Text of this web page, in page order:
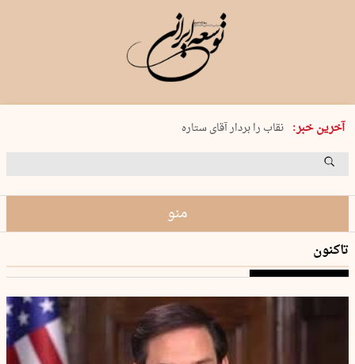
آخرین خبر:
پنجشنبه 15 مرداد 1405 شماره 2243
نقاب را بردار آقای ستاره
کدام فوتبال؟
منو
تاکنون